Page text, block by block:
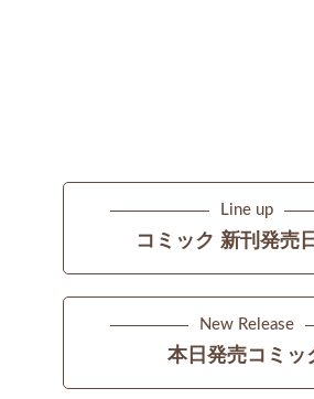
Line up
コミック 新刊発売
New Release
本日発売コミッ